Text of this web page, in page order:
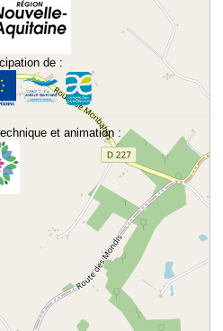
de :
et animation :